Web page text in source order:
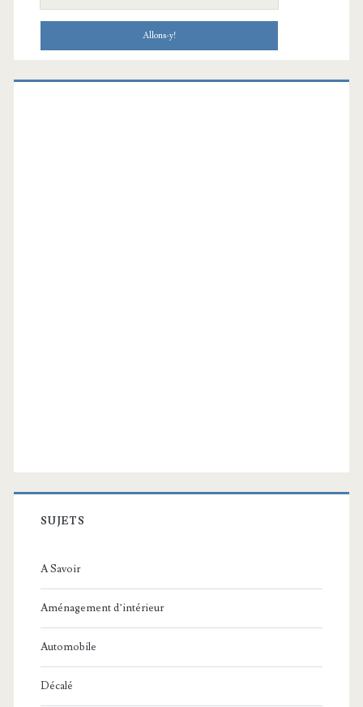
SUJETS
A Savoir
Aménagement d’intérieur
Automobile
Décalé